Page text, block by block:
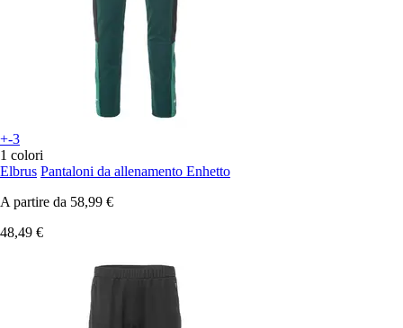
+-3
1 colori
Elbrus Pantaloni da allenamento Enhetto
A partire da 58,99 €
48,49 €